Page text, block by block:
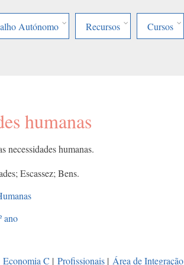
Autónomo Recursos Cursos
humanas
necessidades humanas.
Escassez; Bens.
ano
Economia C | Profissionais | Área de Integração